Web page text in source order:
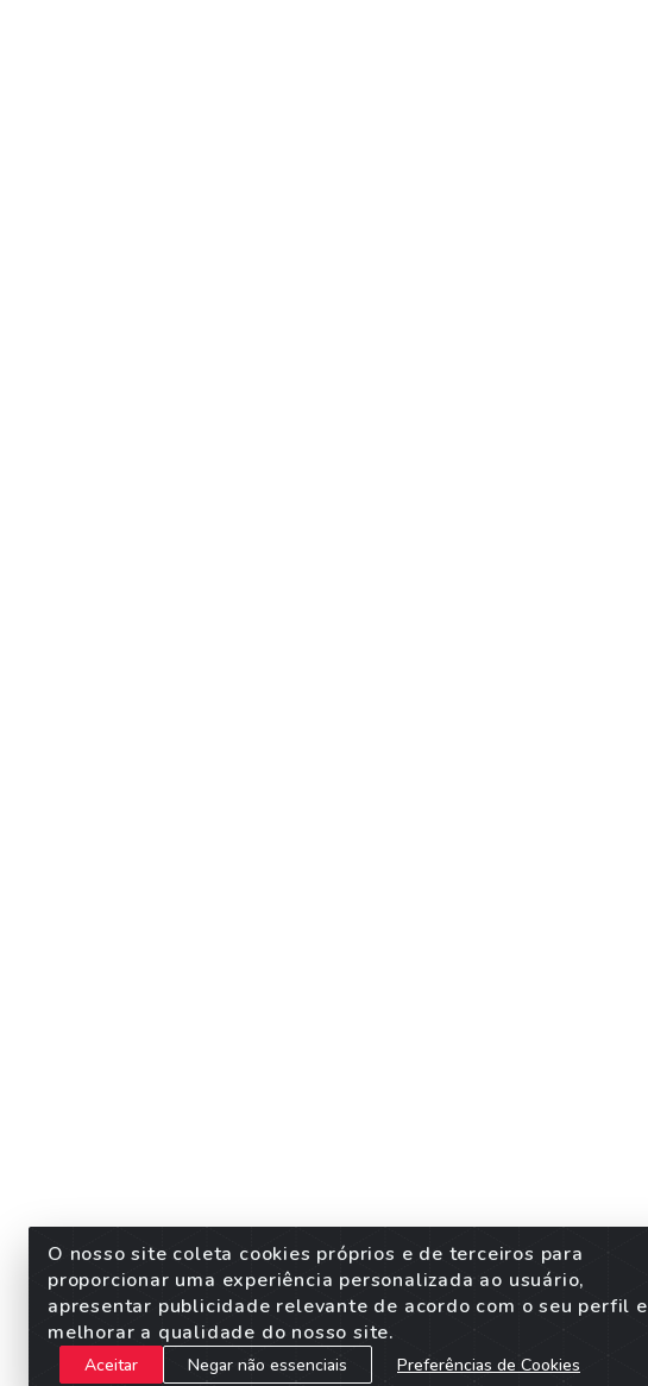
O nosso site coleta cookies próprios e de terceiros para
proporcionar uma experiência personalizada ao usuário,
apresentar publicidade relevante de acordo com o seu perfil e
melhorar a qualidade do nosso site.
Aceitar Negar não essenciais Preferências de Cookies